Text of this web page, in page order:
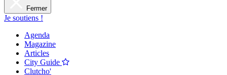
Fermer
Je soutiens !
Agenda
Magazine
Articles
City Guide
Clutcho'